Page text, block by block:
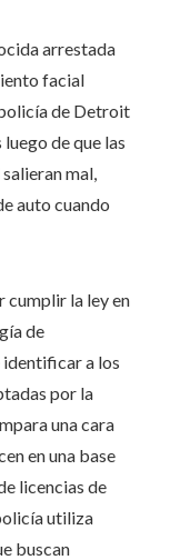
arrestada
facial
de Detroit
de que las
mal,
auto cuando
cumplir la ley en
de
a los
por la
una cara
en una base
licencias de
utiliza
buscan